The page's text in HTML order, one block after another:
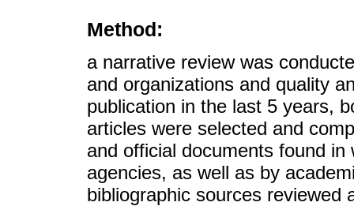
Method:
a narrative review was
and organizations and quality
publication in the last 5 years,
articles were selected and
and official documents found
agencies, as well as by
bibliographic sources reviewed